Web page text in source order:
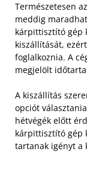
Természetesen
meddig
kárpittisztító gép
kiszállítását,
foglalkoznia. A
megjelölt
A kiszállítás
opciót
hétvégék előtt
kárpittisztító gép
tartanak igényt a